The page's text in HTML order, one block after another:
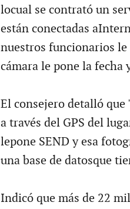
locual se contrató un
están conectadas
nuestros funcionarios
cámara le pone la fecha
El consejero detalló
a través del GPS del
lepone SEND y esa
una base de datosque
Indicó que más de 22